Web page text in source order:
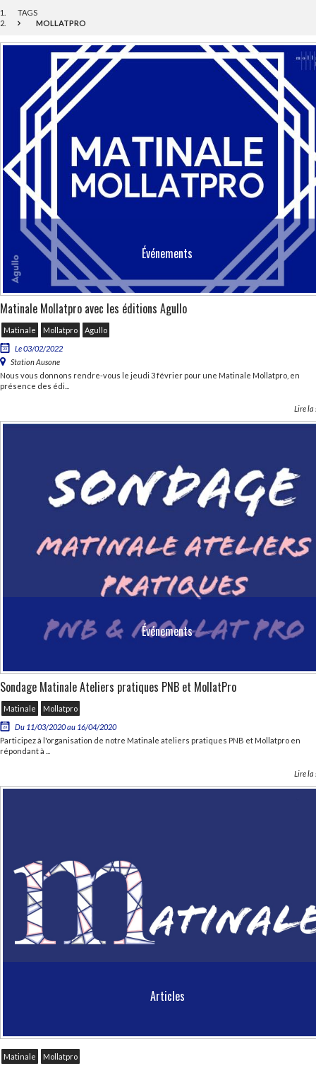
TAGS
MOLLATPRO
Événements
Matinale Mollatpro avec les éditions Agullo
Matinale Mollatpro
Agullo
Le 03/02/2022
Station Ausone
Nous vous donnons rendre-vous le jeudi 3 février pour une Matinale Mollatpro, en
présence des édi...
Lire la
Événements
Sondage Matinale Ateliers pratiques PNB et MollatPro
Matinale
Mollatpro
Du 11/03/2020 au 16/04/2020
Participez à l'organisation de notre Matinale ateliers pratiques PNB et Mollatpro en
répondant à ...
Lire la
Articles
Matinale Mollatpro